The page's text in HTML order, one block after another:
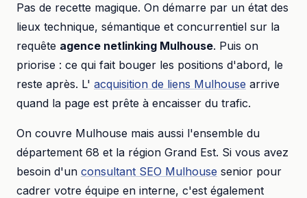
Pas de recette magique. On démarre par un état des
lieux technique, sémantique et concurrentiel sur la
requête agence netlinking Mulhouse. Puis on
priorise : ce qui fait bouger les positions d'abord, le
reste après. L' acquisition de liens Mulhouse arrive
quand la page est prête à encaisser du trafic.
On couvre Mulhouse mais aussi l'ensemble du
département 68 et la région Grand Est. Si vous avez
besoin d'un consultant SEO Mulhouse senior pour
cadrer votre équipe en interne, c'est également